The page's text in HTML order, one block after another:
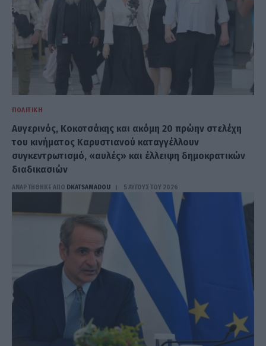
ΠΟΛΙΤΙΚΉ
Αυγερινός, Κοκοτσάκης και ακόμη 20 πρώην στελέχη
του κινήματος Καρυστιανού καταγγέλλουν
συγκεντρωτισμό, «αυλές» και έλλειψη δημοκρατικών
διαδικασιών
ΑΝΑΡΤΗΘΗΚΕ ΑΠΟ DKATSAMADOU 5 ΑΥΓΟΎΣΤΟΥ 2026